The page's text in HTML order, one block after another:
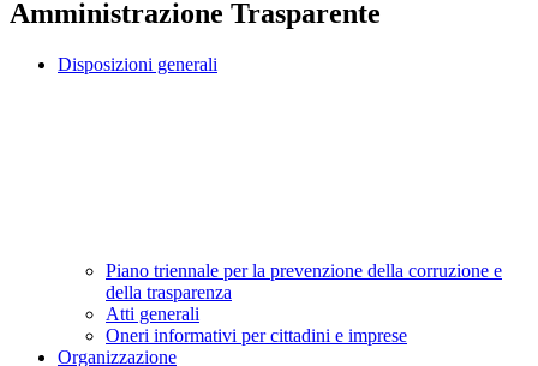
Amministrazione Trasparente
Disposizioni generali
Piano triennale per la prevenzione della corruzione e
della trasparenza
Atti generali
Oneri informativi per cittadini e imprese
Organizzazione